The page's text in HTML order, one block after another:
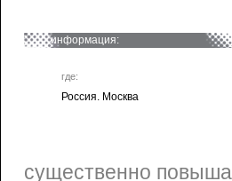
информация:
где:
Россия. Москва
существенно